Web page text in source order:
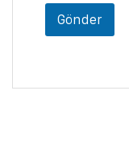
Gönder